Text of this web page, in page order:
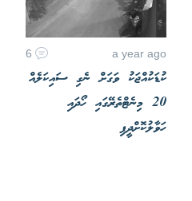
a year ago
6
ކުޑަކުއްޖަކު ވަގަށް ނެގި ސައިކަލެއް
20 މިނެޓްތެރޭގައި ހޯދައި
ހަވާލުކޮށްދީފި